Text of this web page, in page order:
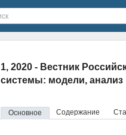
1, 2020 - Вестник
системы: модели, анализ
Основное Содержание